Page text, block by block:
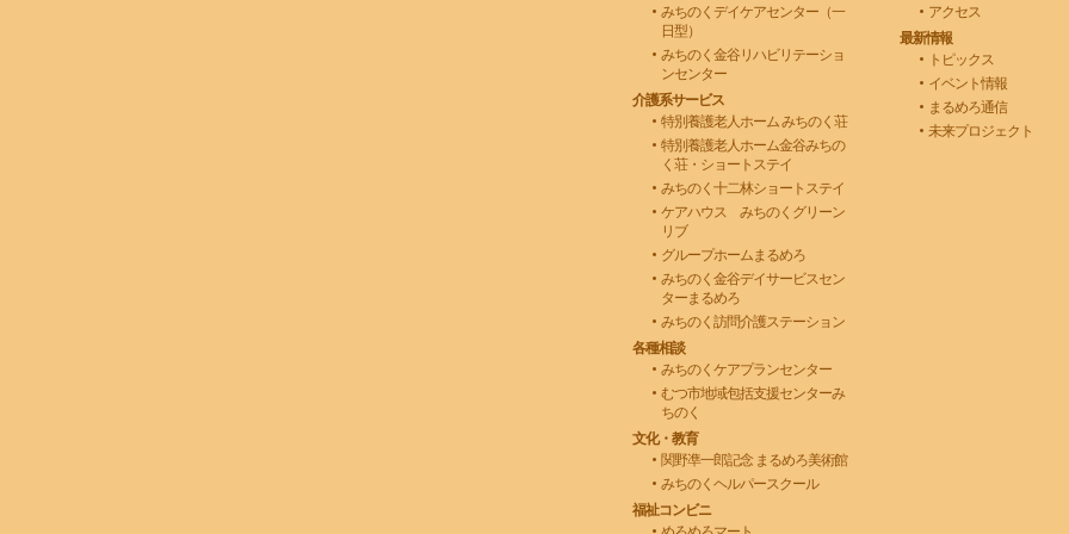
みちのくデイケアセンター（一
日型）
みちのく金谷リハビリテーショ
ンセンター
介護系サービス
特別養護老人ホーム みちのく荘
特別養護老人ホーム金谷みちの
く荘・ショートステイ
みちのく十二林ショートステイ
ケアハウス みちのくグリーン
リブ
グループホームまるめろ
みちのく金谷デイサービスセン
ターまるめろ
みちのく訪問介護ステーション
各種相談
みちのくケアプランセンター
むつ市地域包括支援センターみ
ちのく
文化・教育
関野凖一郎記念 まるめろ美術館
みちのくヘルパースクール
福祉コンビニ
アクセス
最新情報
トピックス
イベント情報
まるめろ通信
未来プロジェクト